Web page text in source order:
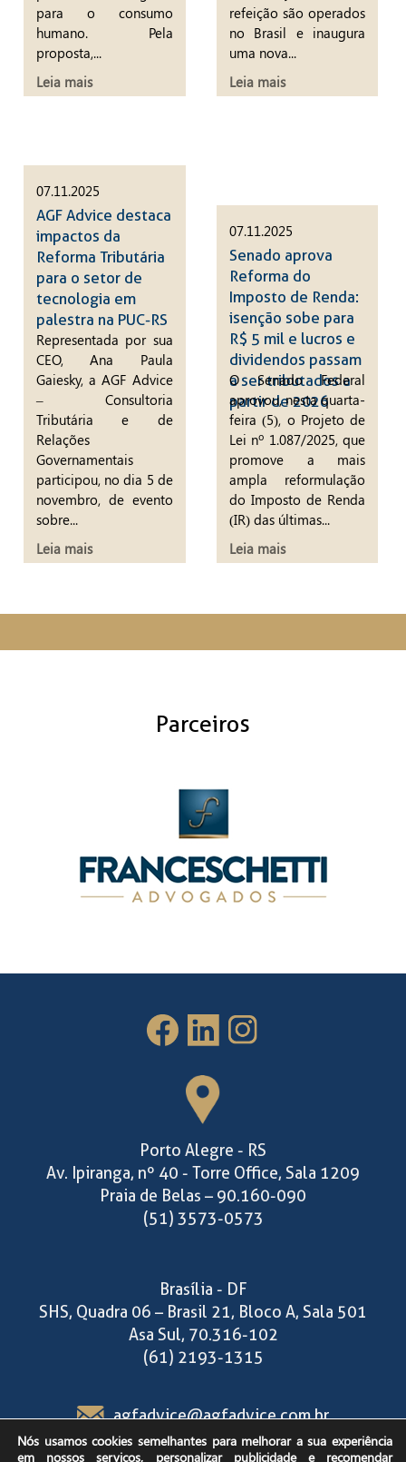
para o consumo
humano. Pela
proposta,...
Leia mais
refeição são operados
no Brasil e inaugura
uma nova...
Leia mais
07.11.2025
AGF Advice destaca
impactos da
Reforma Tributária
para o setor de
tecnologia em
palestra na PUC-RS
Representada por sua
CEO, Ana Paula
Gaiesky, a AGF Advice
– Consultoria
Tributária e de
Relações
Governamentais
participou, no dia 5 de
novembro, de evento
sobre...
Leia mais
07.11.2025
Senado aprova
Reforma do
Imposto de Renda:
isenção sobe para
R$ 5 mil e lucros e
dividendos passam
a ser tributados a
partir de 2026
O Senado Federal
aprovou, nesta quarta-
feira (5), o Projeto de
Lei nº 1.087/2025, que
promove a mais
ampla reformulação
do Imposto de Renda
(IR) das últimas...
Leia mais
Parceiros
Porto Alegre - RS
Av. Ipiranga, nº 40 - Torre Office, Sala 1209
Praia de Belas – 90.160-090
(51) 3573-0573
Brasília - DF
SHS, Quadra 06 – Brasil 21, Bloco A, Sala 501
Asa Sul, 70.316-102
(61) 2193-1315
agfadvice@agfadvice.com.br
Nós usamos cookies semelhantes para melhorar a sua experiência
em nossos serviços, personalizar publicidade e recomendar